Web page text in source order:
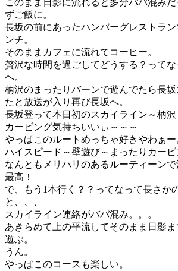
このまま日影に流れると多分ババ混み
ずご飯に。
長坂の前にあったハンバーグレストラ
ンチ。
そのままカフェに流れてコーヒー。
贅沢な時間を過ごしてどうする？って
へ。
柄沢のまったりバーンで遊んでたら長
たと放送が入り再び長坂へ。
長坂登って本日初のスカイライン～柄沢
カービング気持ちいいぃ～～～
やっぱこのルートめっちゃ好きやわぁー
ハイスピード～壁遊び～まったりカービ
なんともメリハリのあるルーティーン
最高！
で、もう1本行く？？ってなって長さか
と、、、
スカイライン連絡がババ混み。。。
あきらめて上の平流してそのまま日影
遊ぶ。
うん。
やっぱこのコースも楽しい。